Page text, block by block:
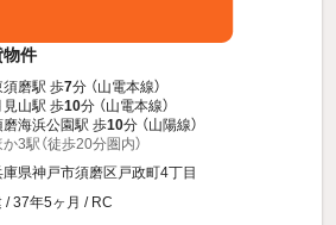
物件
須磨駅 歩7分 （山電本線）
見山駅 歩10分 （山電本線）
磨海浜公園駅 歩10分 （山陽線）
3駅（徒歩20分圏内）
庫県神戸市須磨区戸政町4丁目
/ 37年5ヶ月 / RC